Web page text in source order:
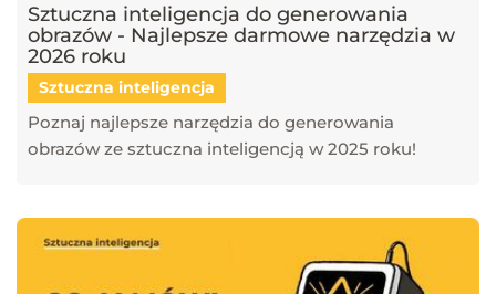
Sztuczna inteligencja do generowania
obrazów - Najlepsze darmowe narzędzia w
2026 roku
Sztuczna inteligencja
Poznaj najlepsze narzędzia do generowania
obrazów ze sztuczna inteligencją w 2025 roku!